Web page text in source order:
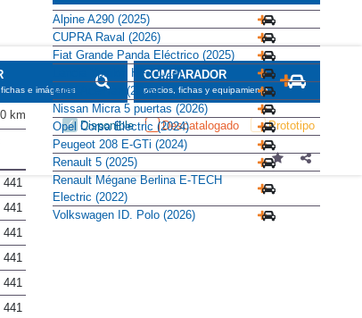
e imágenes
COMPARADOR
precios, fichas y equipamiento
Disponible Descatalogado Prototipo
km
441
441
441
441
441
441
Alpine A290 (2025)
CUPRA Raval (2026)
Fiat Grande Panda Eléctrico (2025)
Lancia Ypsilon HF (2024)
MINI Aceman (2025)
Nissan Micra 5 puertas (2026)
Opel Corsa Electric (2024)
Peugeot 208 E-GTi (2024)
Renault 5 (2025)
Renault Mégane Berlina E-TECH
Electric (2022)
Volkswagen ID. Polo (2026)